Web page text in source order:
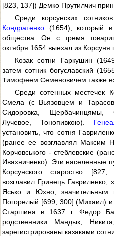
[823, 137]) Демко Прутилчич
Среди корсунских
Кондратенко (1654), который
общества. Он с тремя
октября 1654 выехал из Корсуня
Козак сотни Гаркушин
затем сотник богуславский
Тимофеем Семеновичем также
Среди сотенных местечек
Смела (с Вьязовцем и
Сидоровка, Щербачинцямы,
Лучевое, Тонопивкою).
установить, что сотня
(ранее ее возглавлял Максим
Корчовського - стеблевские
Ивахниченко). Эти населенные
Корсунского староство
возглавил Гринець Гавриленко,
Ясько и Юхно, значительным
Погорелый [699, 300] (Михаил)
Старшина в 1637 г. Федор
родственники Мандык,
зарегистрированы казаками